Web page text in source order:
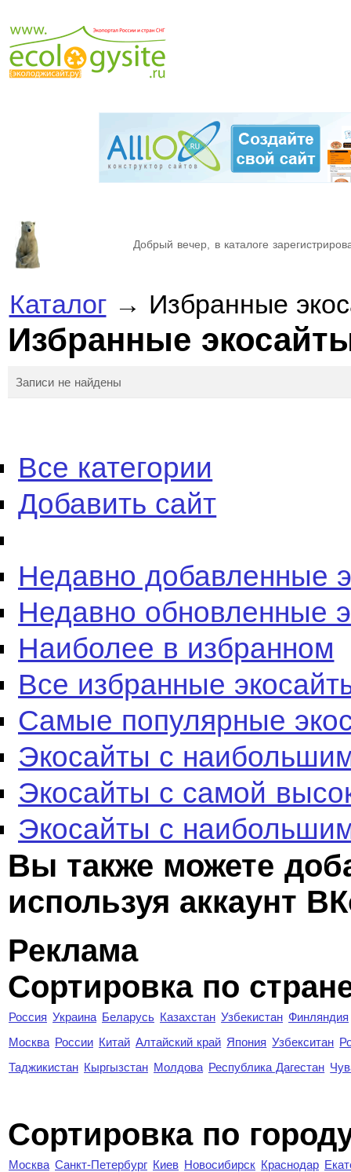
Добрый вечер, в каталоге
Каталог→ Избранные
Избранные
Записи не найдены
Все категории
Добавить сайт
Недавно добавленные
Недавно обновленные
Наиболее в избранном
Все избранные
Самые популярные
Экосайты с
Экосайты с самой
Экосайты с
Вы также можете
используя аккаунт
Реклама
Сортировка по
Россия Украина Беларусь Казахстан Узбекистан Финляндия
Москва России Китай Алтайский край Япония Узбекситан
Таджикистан Кыргызстан Молдова Республика Дагестан
Cортировка по
Москва Санкт-Петербург Киев Новосибирск Краснодар